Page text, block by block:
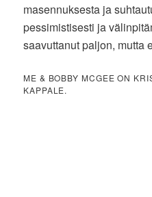
masennuksesta ja
pessimistisesti ja
saavuttanut paljon, mutta
ME & BOBBY MCGEE ON
KAPPALE.